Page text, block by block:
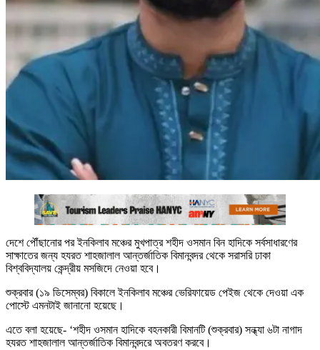
দেশে পৌঁছানোর পর ইনকিলাব মঞ্চের মুখপাত্র শহীদ ওসমান বিন হাদিকে সর্বসাধারণের
সাক্ষাতের জন্য হযরত শাহজালাল আন্তর্জাতিক বিমানবন্দর থেকে সরাসরি ঢাকা
বিশ্ববিদ্যালয় কেন্দ্রীয় মসজিদে নেওয়া হবে।
শুক্রবার (১৯ ডিসেম্বর) বিকালে ইনকিলাব মঞ্চের ভেরিফায়েড পেইজ থেকে দেওয়া এক
পোস্টে এমনটাই জানানো হয়েছে।
এতে বলা হয়েছে- ‘শহীদ ওসমান হাদিকে বহনকারী বিমানটি (শুক্রবার) সন্ধ্যা ৬টা নাগাদ
হযরত শাহজালাল আন্তর্জাতিক বিমানবন্দরে অবতরণ করবে।